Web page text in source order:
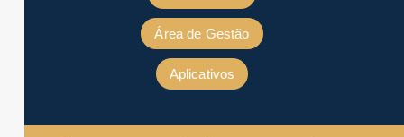
Área de Gestão
Aplicativos